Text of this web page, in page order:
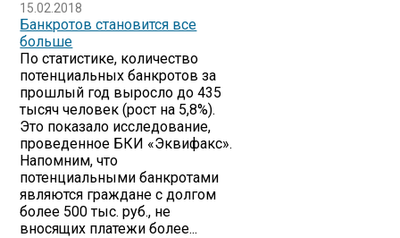
15.02.2018
​Банкротов становится все
больше
По статистике, количество
потенциальных банкротов за
прошлый год выросло до 435
тысяч человек (рост на 5,8%).
Это показало исследование,
проведенное БКИ «Эквифакс».
Напомним, что
потенциальными банкротами
являются граждане с долгом
более 500 тыс. руб., не
вносящих платежи более...